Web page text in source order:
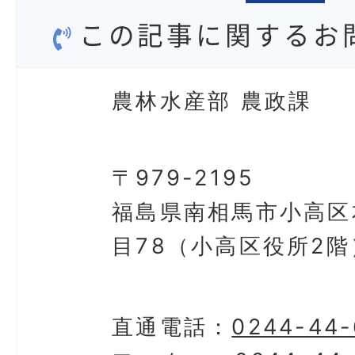
この記事に関するお
農林水産部 農政課
〒979-2195
福島県南相馬市小高
目78（小高区役所2階
直通電話： 0244-